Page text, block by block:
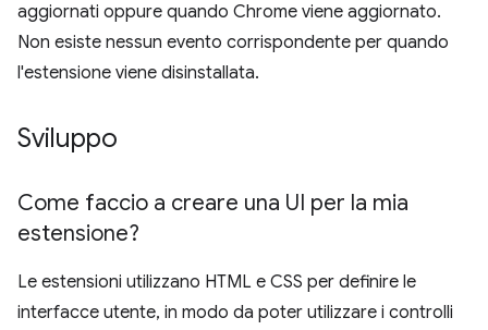
aggiornati oppure quando Chrome viene aggiornato.
Non esiste nessun evento corrispondente per quando
l'estensione viene disinstallata.
Sviluppo
Come faccio a creare una UI per la mia
estensione?
Le estensioni utilizzano HTML e CSS per definire le
interfacce utente, in modo da poter utilizzare i controlli